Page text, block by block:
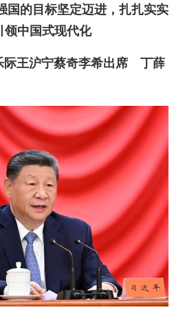
国的目标坚定迈进，扎扎实实
领中国式现代化
王沪宁蔡奇李希出席 丁薛